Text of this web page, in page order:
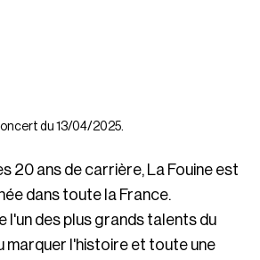
du 13/04/2025.
20 ans de carrière, La Fouine est
dans toute la France.
l'un des plus grands talents du
marquer l'histoire et toute une